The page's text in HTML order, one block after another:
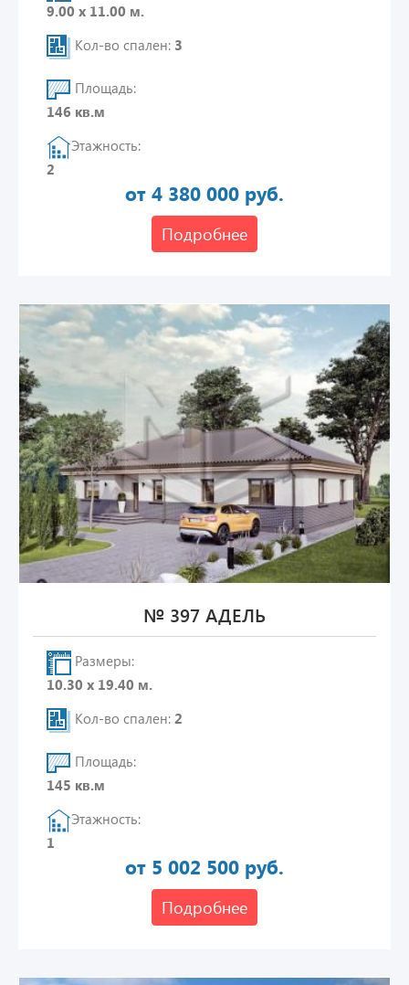
9.00 х 11.00 м.
Кол-во спален: 3
Площадь:
146 кв.м
Этажность:
2
от 4 380 000 руб.
Подробнее
№ 397 АДЕЛЬ
Размеры:
10.30 х 19.40 м.
Кол-во спален: 2
Площадь:
145 кв.м
Этажность:
1
от 5 002 500 руб.
Подробнее